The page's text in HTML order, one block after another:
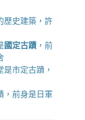
歷史建築，許
國定古蹟 ，前
市定古蹟，
，前身是日軍